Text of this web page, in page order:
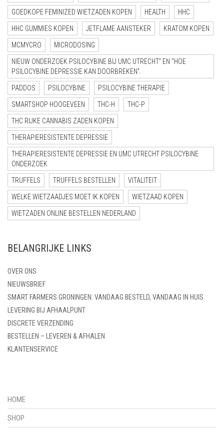
GOEDKOPE FEMINIZED WIETZADEN KOPEN HEALTH HHC
HHC GUMMIES KOPEN JETFLAME AANSTEKER KRATOM KOPEN
MCMYCRO MICRODOSING
NIEUW ONDERZOEK PSILOCYBINE BIJ UMC UTRECHT” EN “HOE
PSILOCYBINE DEPRESSIE KAN DOORBREKEN”.
PADDOS PSILOCYBINE PSILOCYBINE THERAPIE
SMARTSHOP HOOGEVEEN THC-H THC-P
THC RIJKE CANNABIS ZADEN KOPEN
THERAPIERESISTENTE DEPRESSIE
THERAPIERESISTENTE DEPRESSIE EN UMC UTRECHT PSILOCYBINE
ONDERZOEK
TRUFFELS TRUFFELS BESTELLEN VITALITEIT
WELKE WIETZAADJES MOET IK KOPEN WIETZAAD KOPEN
WIETZADEN ONLINE BESTELLEN NEDERLAND
BELANGRIJKE LINKS
OVER ONS
NIEUWSBRIEF
SMART FARMERS GRONINGEN: VANDAAG BESTELD, VANDAAG IN HUIS
LEVERING BIJ AFHAALPUNT
DISCRETE VERZENDING
BESTELLEN – LEVEREN & AFHALEN
KLANTENSERVICE
HOME
SHOP